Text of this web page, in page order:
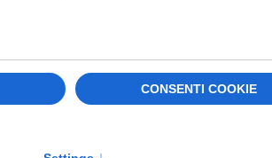
contro l'epatite B cronica
di sangue
stress